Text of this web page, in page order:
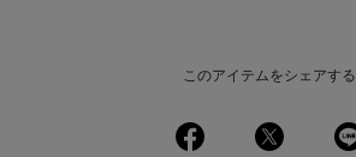
このアイテムをシェアする